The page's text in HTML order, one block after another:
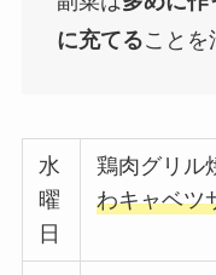
に充てることを
水
曜
日
鶏肉グリル
わキャベツ